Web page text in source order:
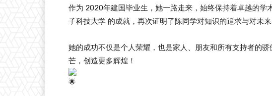
作为 2020年建国毕业生，她一路走来，始终保持着卓越的学
子科技大学 的成就，再次证明了陈同学对知识的追求与对未来
她的成功不仅是个人荣耀，也是家人、朋友和所有支持者的
芒，创造更多辉煌！